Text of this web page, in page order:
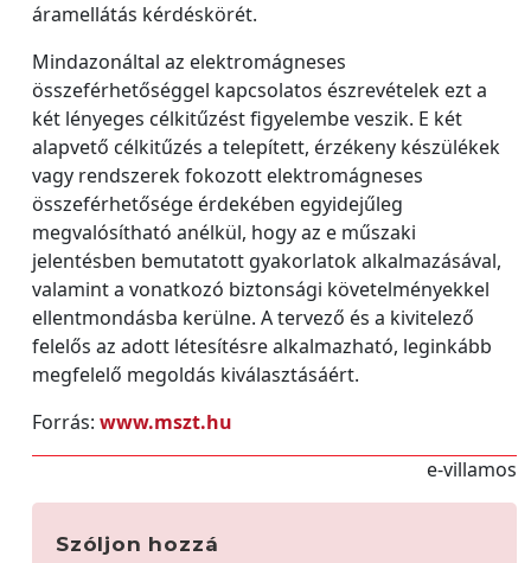
áramellátás kérdéskörét.
Mindazonáltal az elektromágneses
összeférhetőséggel kapcsolatos észrevételek ezt a
két lényeges célkitűzést figyelembe veszik. E két
alapvető célkitűzés a telepített, érzékeny készülékek
vagy rendszerek fokozott elektromágneses
összeférhetősége érdekében egyidejűleg
megvalósítható anélkül, hogy az e műszaki
jelentésben bemutatott gyakorlatok alkalmazásával,
valamint a vonatkozó biztonsági követelményekkel
ellentmondásba kerülne. A tervező és a kivitelező
felelős az adott létesítésre alkalmazható, leginkább
megfelelő megoldás kiválasztásáért.
Forrás: www.mszt.hu
e-villamos
Szóljon hozzá